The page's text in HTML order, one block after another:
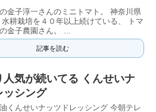
金子淳一さんのミニトマト。 神奈川県
耕栽培を４０年以上続けている、 トマ
金子農園さん。 ...
記事を読む
人気が続いてる くんせいナ
ッシング
くんせいナッツドレッシング 今朝テレ